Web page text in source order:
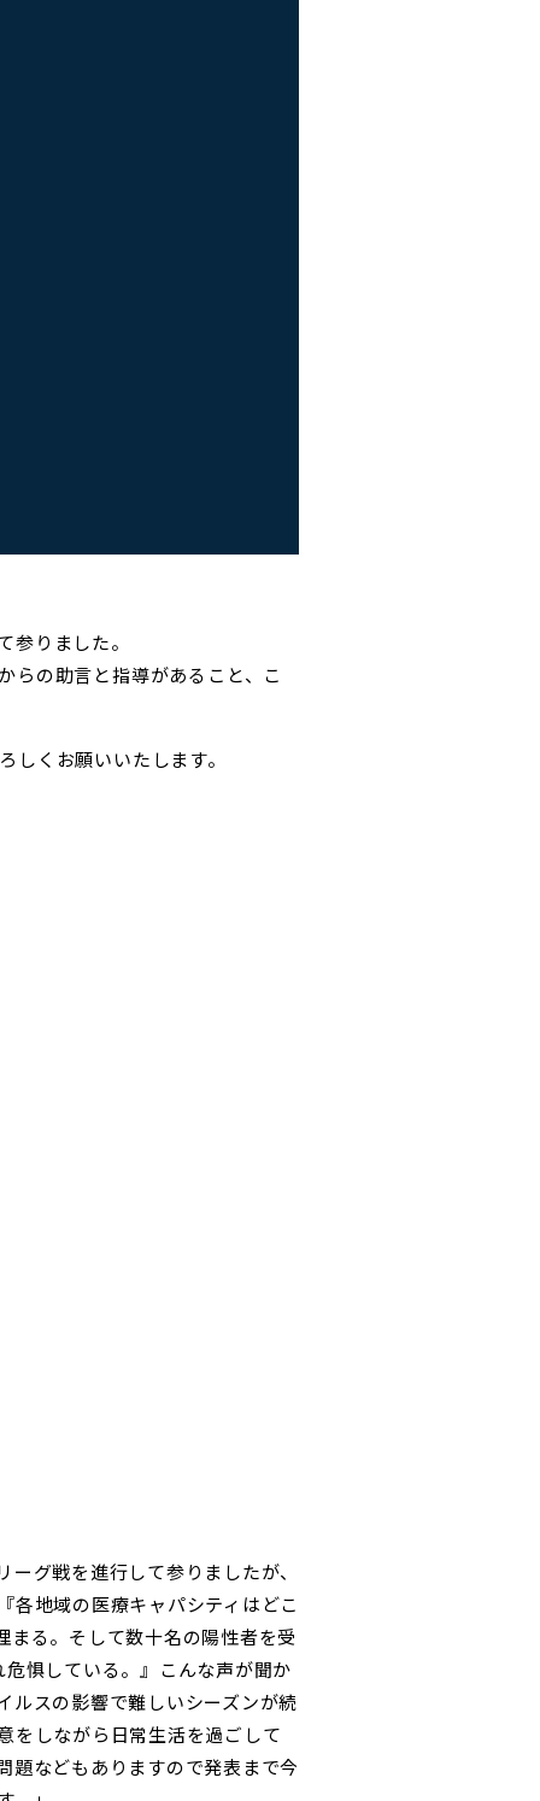
りました。
らの助言と指導があること、こ
くお願いいたします。
グ戦を進行して参りましたが、
各地域の医療キャパシティはどこ
まる。そして数十名の陽性者を受
惧している。』こんな声が聞か
ルスの影響で難しいシーズンが続
をしながら日常生活を過ごして
題などもありますので発表まで今